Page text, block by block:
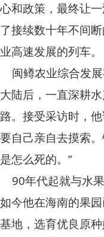
心和政策，最终让
了接续数十年不间
业高速发展的列车。
闽鳟农业综合发
大陆后，一直深耕
路。接受采访时，
要自己亲自去摸索
是怎么死的。”
90年代起就与水
如今他在海南的果
基地，选育优良原